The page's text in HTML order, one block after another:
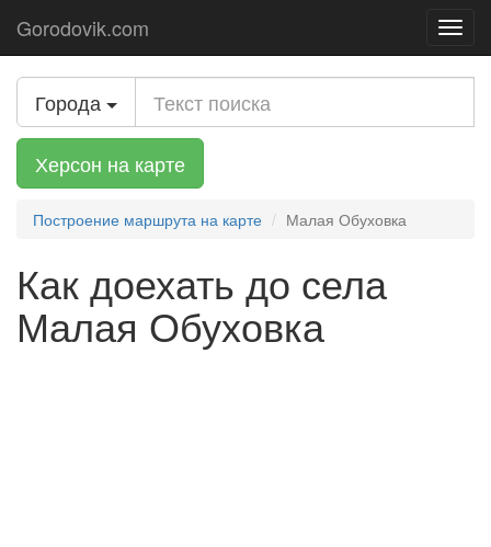
Gorodovik.com
Города
Херсон на карте
Построение маршрута на карте Малая Обуховка
Как доехать до села
Малая Обуховка